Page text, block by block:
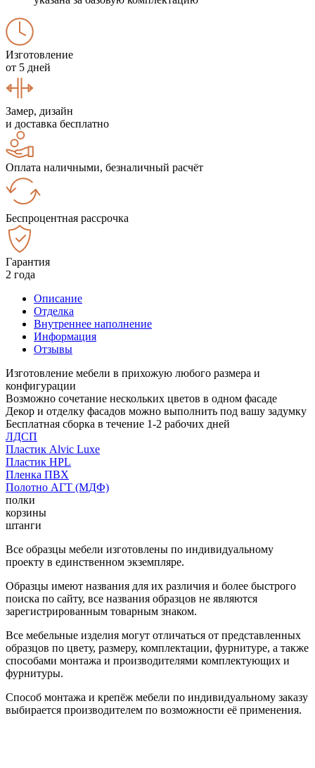
Изготовление
от 5 дней
Замер, дизайн
и доставка бесплатно
Оплата наличными, безналичный расчёт
Беспроцентная рассрочка
Гарантия
2 года
Описание
Отделка
Внутреннее наполнение
Информация
Отзывы
Изготовление мебели в прихожую любого размера и
конфигурации
Возможно сочетание нескольких цветов в одном фасаде
Декор и отделку фасадов можно выполнить под вашу задумку
Бесплатная сборка в течение 1-2 рабочих дней
ЛДСП
Пластик Alvic Luxe
Пластик HPL
Пленка ПВХ
Полотно АГТ (МДФ)
полки
корзины
штанги
Все образцы мебели изготовлены по индивидуальному
проекту в единственном экземпляре.
Образцы имеют названия для их различия и более быстрого
поиска по сайту, все названия образцов не являются
зарегистрированным товарным знаком.
Все мебельные изделия могут отличаться от представленных
образцов по цвету, размеру, комплектации, фурнитуре, а также
способами монтажа и производителями комплектующих и
фурнитуры.
Способ монтажа и крепёж мебели по индивидуальному заказу
выбирается производителем по возможности её применения.